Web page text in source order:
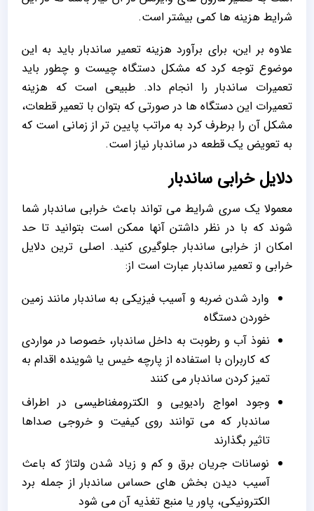
شرایط هزینه ها کمی بیشتر است.
علاوه بر این، برای برآورد هزینه تعمیر ساندبار باید به این
موضوع توجه کرد که مشکل دستگاه چیست و چطور باید
تعمیرات ساندبار را انجام داد. طبیعی است که هزینه
تعمیرات این دستگاه ها در صورتی که بتوان با تعمیر قطعات،
مشکل آن را برطرف کرد به مراتب پایین تر از زمانی است که
به تعویض یک قطعه در ساندبار نیاز است.
دلایل خرابی ساندبار
معمولا یک سری شرایط می تواند باعث خرابی ساندبار شما
شوند که با در نظر داشتن آنها ممکن است بتوانید تا حد
امکان از خرابی ساندبار جلوگیری کنید. اصلی ترین دلایل
خرابی و تعمیر ساندبار عبارت است از:
وارد شدن ضربه و آسیب فیزیکی به ساندبار مانند زمین
خوردن دستگاه
نفوذ آب و رطوبت به داخل ساندبار، خصوصا در مواردی
که کاربران با استفاده از پارچه خیس یا شوینده اقدام به
تمیز کردن ساندبار می کنند
وجود امواج رادیویی و الکترومغناطیسی در اطراف
ساندبار که می توانند روی کیفیت و خروجی صداها
تاثیر بگذارند
نوسانات جریان برق و کم و زیاد شدن ولتاژ که باعث
آسیب دیدن بخش های حساس ساندبار از جمله برد
الکترونیکی، پاور یا منبع تغذیه آن می شود